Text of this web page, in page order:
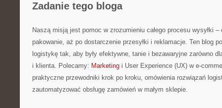
Zadanie tego bloga
Naszą misją jest pomoc w zrozumieniu całego procesu wysyłki
pakowanie, aż po dostarczenie przesyłki i reklamacje. Ten blog
logistykę tak, aby były efektywne, tanie i bezawaryjne zarówno
i klienta. Polecamy: Marketing i User Experience (UX) w e-
praktyczne przewodniki krok po kroku, omówienia rozwiązań
zautomatyzować obsługę zamówień w małym sklepie.